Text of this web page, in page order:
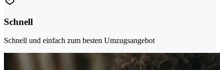
Schnell
Schnell und einfach zum besten Umzugsangebot